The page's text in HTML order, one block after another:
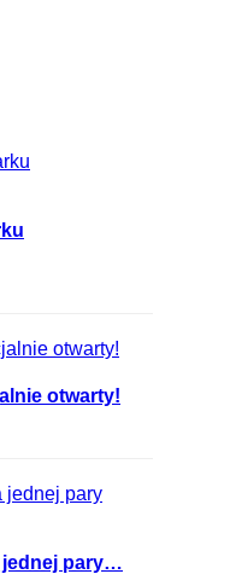
otwarty!
jednej pary…